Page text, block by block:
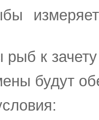
рыб к
будут